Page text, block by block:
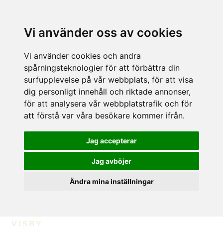
Vi använder oss av cookies
Vi använder cookies och andra
spårningsteknologier för att förbättra din
surfupplevelse på vår webbplats, för att visa
dig personligt innehåll och riktade annonser,
för att analysera vår webbplatstrafik och för
att förstå var våra besökare kommer ifrån.
Jag accepterar
Jag avböjer
Ändra mina inställningar